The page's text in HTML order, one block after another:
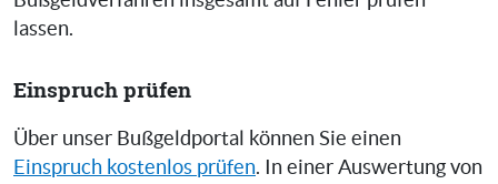
lassen.
Einspruch prüfen
Über unser Bußgeldportal können Sie einen
Einspruch kostenlos prüfen. In einer Auswertung von